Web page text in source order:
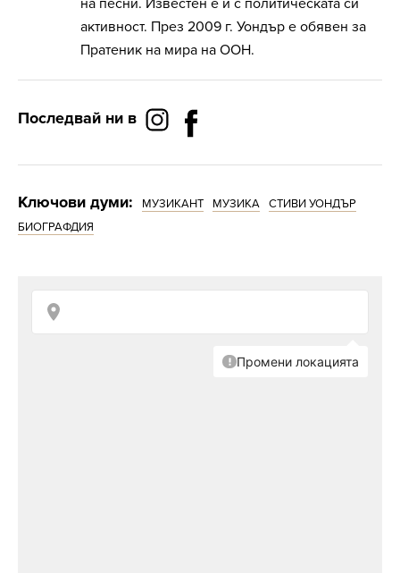
активност. През 2009 г. Уондър е обявен за
Пратеник на мира на ООН.
Последвай ни в
Ключови думи: МУЗИКАНТ МУЗИКА
СТИВИ УОНДЪР
БИОГРАФДИЯ